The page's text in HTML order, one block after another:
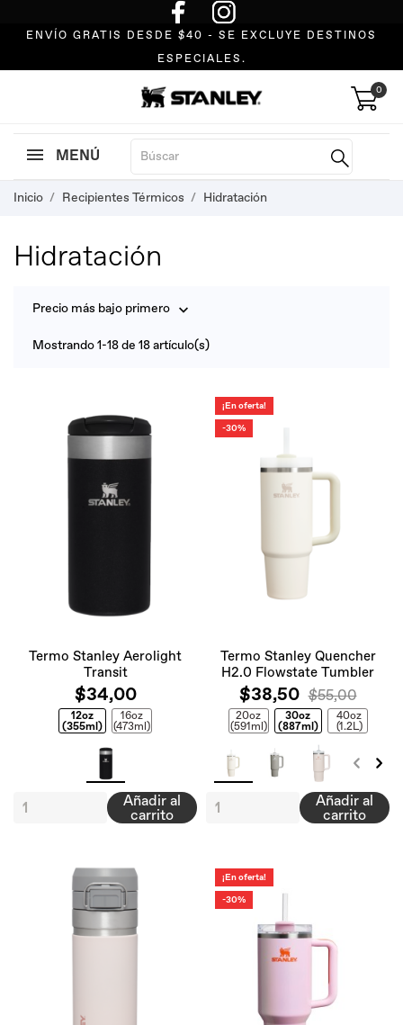
ENVÍO GRATIS DESDE $40 - SE EXCLUYE DESTINOS
ESPECIALES.
0
MENÚ
Inicio Recipientes Térmicos Hidratación
Hidratación
Precio más bajo primero 
Mostrando 1-18 de 18 artículo(s)
Termo Stanley Aerolight
Transit
$34,00
12oz
(355ml)
16oz
(473ml)
Añadir al
carrito
¡En oferta!
-30%
Termo Stanley Quencher
H2.0 Flowstate Tumbler
$38,50 $55,00
20oz
(591ml)
30oz
(887ml)
40oz
(1.2L)
Añadir al
carrito
¡En oferta!
-30%